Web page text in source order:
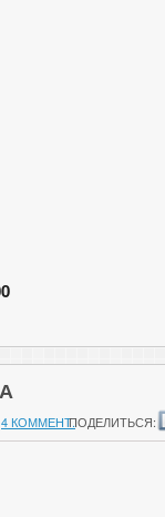
4 КОММЕНТ.ПОДЕЛИТЬСЯ: